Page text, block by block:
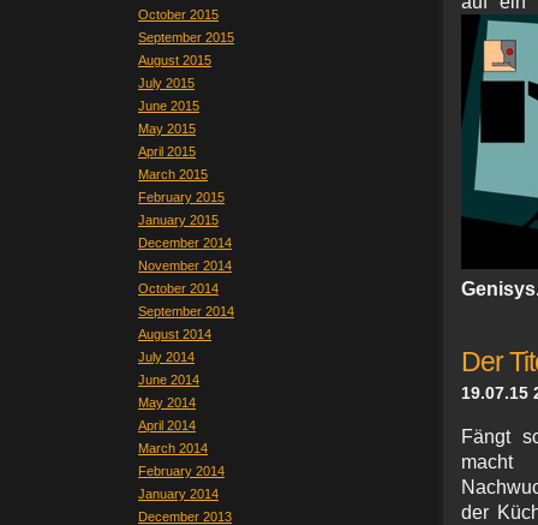
October 2015
September 2015
August 2015
July 2015
June 2015
May 2015
April 2015
March 2015
February 2015
January 2015
December 2014
November 2014
October 2014
September 2014
August 2014
July 2014
June 2014
May 2014
April 2014
March 2014
February 2014
January 2014
December 2013
Der
19.07.15
Fängt
der